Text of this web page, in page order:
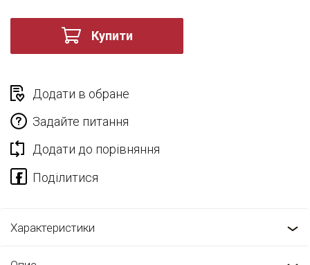
Купити
Додати в обране
Задайте питання
Додати до порівняння
Характеристики